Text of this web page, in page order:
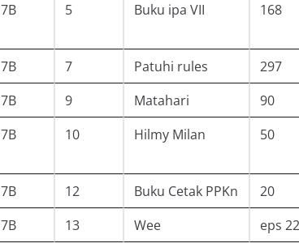
7B 5 Buku ipa VII 168
7B 7 Patuhi rules 297
7B 9 Matahari 90
7B 10 Hilmy Milan 50
7B 12 Buku Cetak PPKn 20
7B 13 Wee eps 22